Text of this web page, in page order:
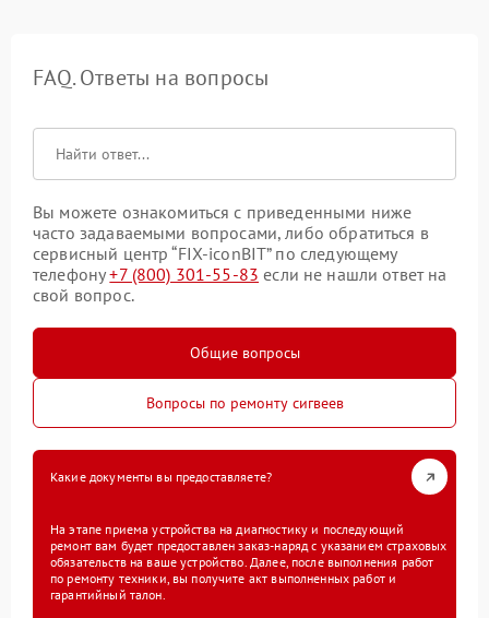
FAQ. Ответы на вопросы
Вы можете ознакомиться с приведенными ниже
часто задаваемыми вопросами, либо обратиться в
сервисный центр “FIX-iconBIT” по следующему
телефону+7 (800) 301-55-83 если не нашли ответ на
свой вопрос.
Общие вопросы
Вопросы по ремонту сигвеев
Какие документы вы предоставляете?
На этапе приема устройства на диагностику и последующий
ремонт вам будет предоставлен заказ-наряд с указанием страховых
обязательств на ваше устройство. Далее, после выполнения работ
по ремонту техники, вы получите акт выполненных работ и
гарантийный талон.